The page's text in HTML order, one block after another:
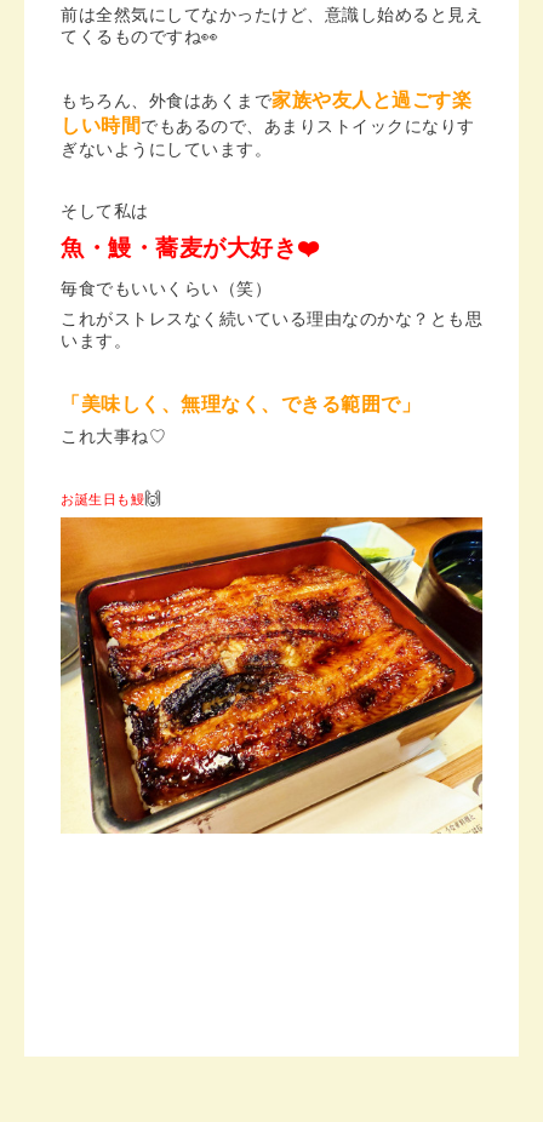
前は全然気にしてなかったけど、意識し始めると見え
てくるものですね👀
もちろん、外食はあくまで家族や友人と過ごす楽
しい時間 でもあるので、あまりストイックになりす
ぎないようにしています。
そして私は
魚・鰻・蕎麦が大好き❤️
毎食でもいいくらい（笑）
これがストレスなく続いている理由なのかな？とも思
います。
「美味しく、無理なく、できる範囲で」
これ大事ね♡
お誕生日も鰻🙌